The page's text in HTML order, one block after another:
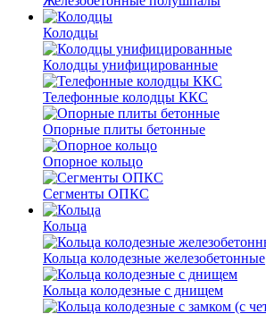
Колодцы
Колодцы унифицированные
Телефонные колодцы ККС
Опорные плиты бетонные
Опорное кольцо
Сегменты ОПКС
Кольца
Кольца колодезные железобетонные
Кольца колодезные с днищем